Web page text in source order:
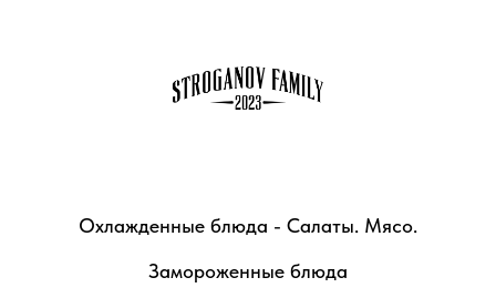
Охлажденные блюда - Салаты. Мясо.
Замороженные блюда